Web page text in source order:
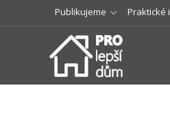
Publikujeme Praktické